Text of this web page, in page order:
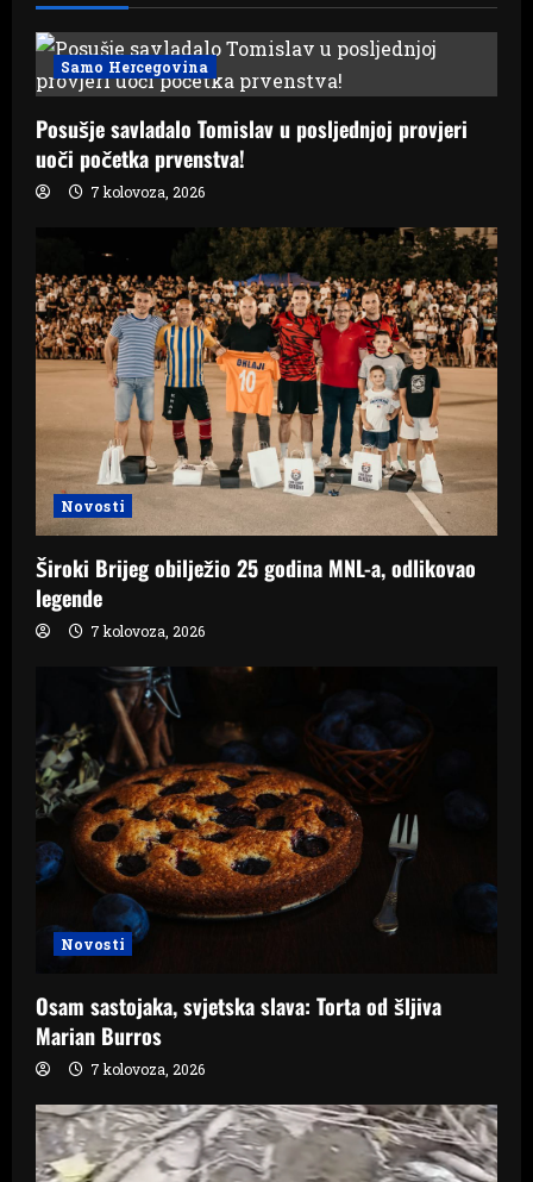
Samo Hercegovina
Posušje savladalo Tomislav u posljednjoj provjeri
uoči početka prvenstva!
7 kolovoza, 2026
Novosti
Široki Brijeg obilježio 25 godina MNL-a, odlikovao
legende
7 kolovoza, 2026
Novosti
Osam sastojaka, svjetska slava: Torta od šljiva
Marian Burros
7 kolovoza, 2026